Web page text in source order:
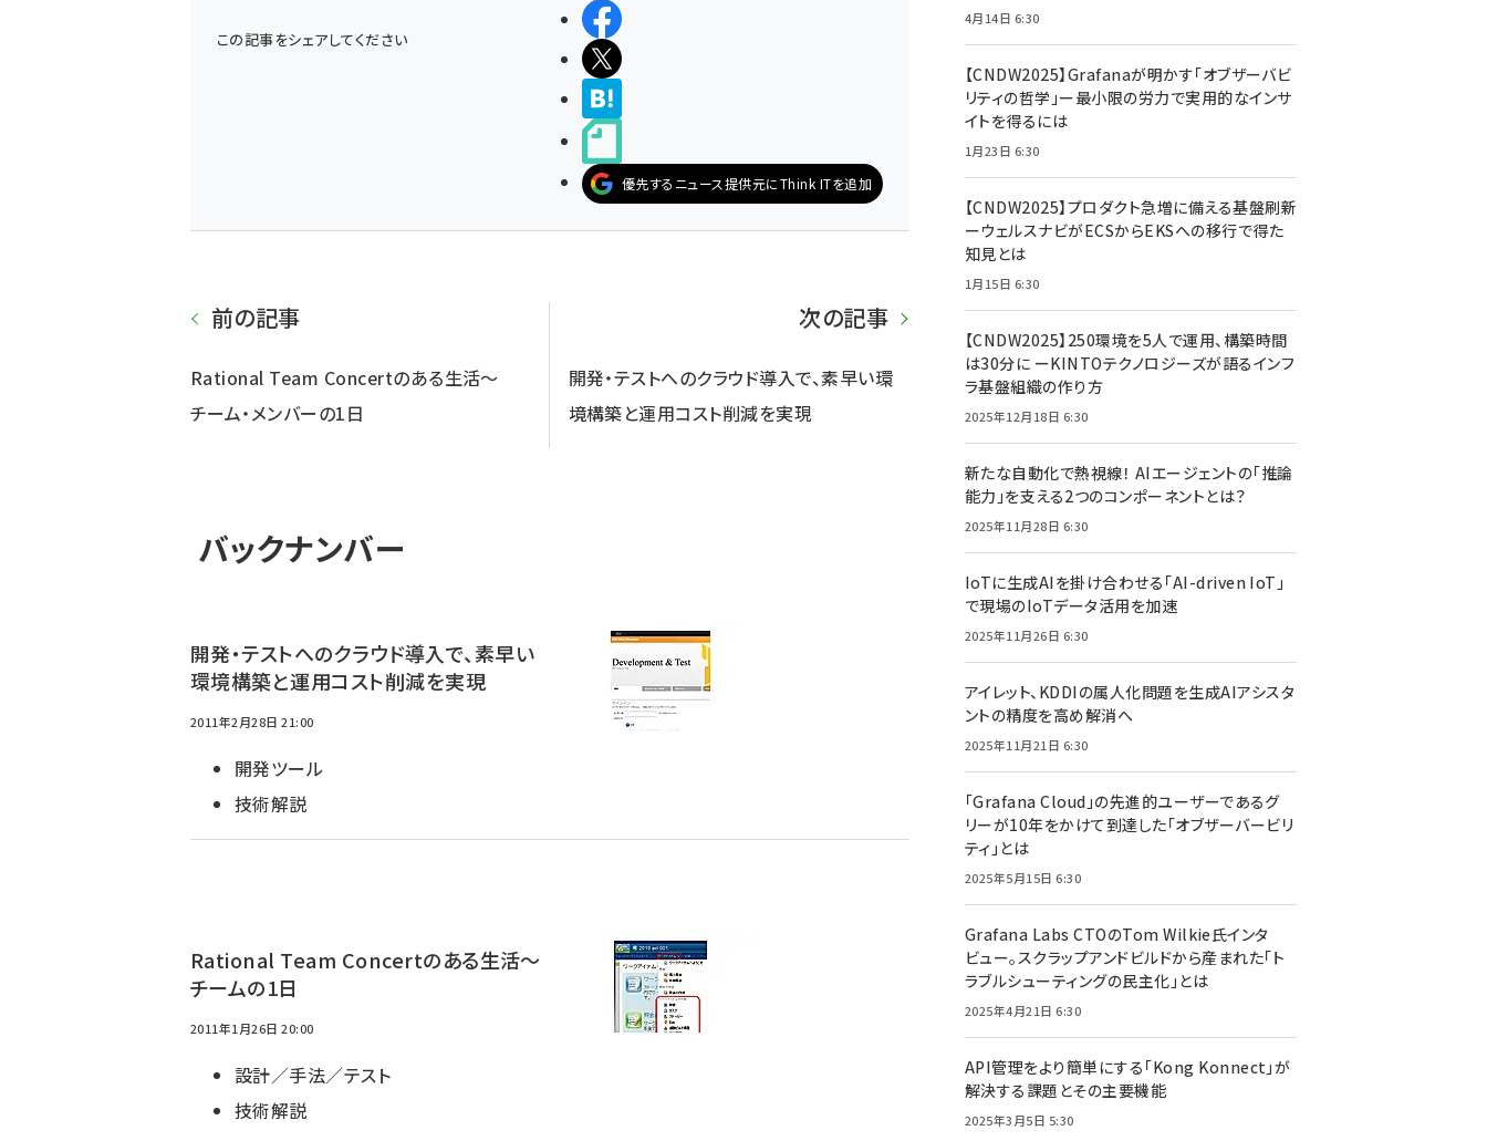
この記事をシェアしてください
シェアする
ポストする
優先するニュース提供元にThink ITを追加
前の記事
Rational Team Concertのある生活～
チーム・メンバーの1日
次の記事
開発・テストへのクラウド導入で、素早い環
境構築と運用コスト削減を実現
バックナンバー
開発・テストへのクラウド導入で、素早い
環境構築と運用コスト削減を実現
2011年2月28日 21:00
開発ツール
技術解説
Rational Team Concertのある生活～
チームの1日
2011年1月26日 20:00
設計／手法／テスト
技術解説
4月14日 6:30
【CNDW2025】Grafanaが明かす「オブザーバビ
リティの哲学」ー最小限の労力で実用的なインサ
イトを得るには
1月23日 6:30
【CNDW2025】プロダクト急増に備える基盤刷新
ーウェルスナビがECSからEKSへの移行で得た
知見とは
1月15日 6:30
【CNDW2025】250環境を5人で運用、構築時間
は30分に ーKINTOテクノロジーズが語るインフ
ラ基盤組織の作り方
2025年12月18日 6:30
新たな自動化で熱視線！ AIエージェントの「推論
能力」を支える2つのコンポーネントとは？
2025年11月28日 6:30
IoTに生成AIを掛け合わせる「AI-driven IoT」
で現場のIoTデータ活用を加速
2025年11月26日 6:30
アイレット、KDDIの属人化問題を生成AIアシスタ
ントの精度を高め解消へ
2025年11月21日 6:30
「Grafana Cloud」の先進的ユーザーであるグ
リーが10年をかけて到達した「オブザーバービリ
ティ」とは
2025年5月15日 6:30
Grafana Labs CTOのTom Wilkie氏インタ
ビュー。スクラップアンドビルドから産まれた「ト
ラブルシューティングの民主化」とは
2025年4月21日 6:30
API管理をより簡単にする「Kong Konnect」が
解決する課題とその主要機能
2025年3月5日 5:30